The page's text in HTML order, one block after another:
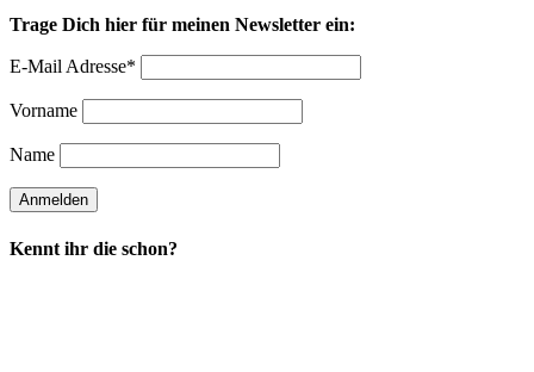
Trage Dich hier für meinen Newsletter ein:
E-Mail Adresse*
Vorname
Name
Kennt ihr die schon?